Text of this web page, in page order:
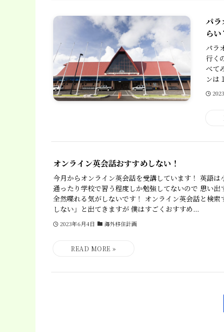
パラ
ら
パラ
行く
べて
ンは
オンライン英会話おすすめしない！
今月からオンライン英会話を受講しています！ 英語は
通ったり学校で習う程度しか勉強してないので 思い出
全然喋れる気がしないです！ オンライン英会話と検索
しない」と出てきますが 僕はすごくおすすめ...
2023年6月4日 海外移住計画